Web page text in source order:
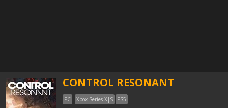
CONTROL RESONANT
PC Xbox Series X|S PS5